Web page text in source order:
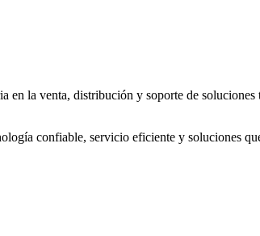
en la venta, distribución y soporte de
confiable, servicio eficiente y soluciones